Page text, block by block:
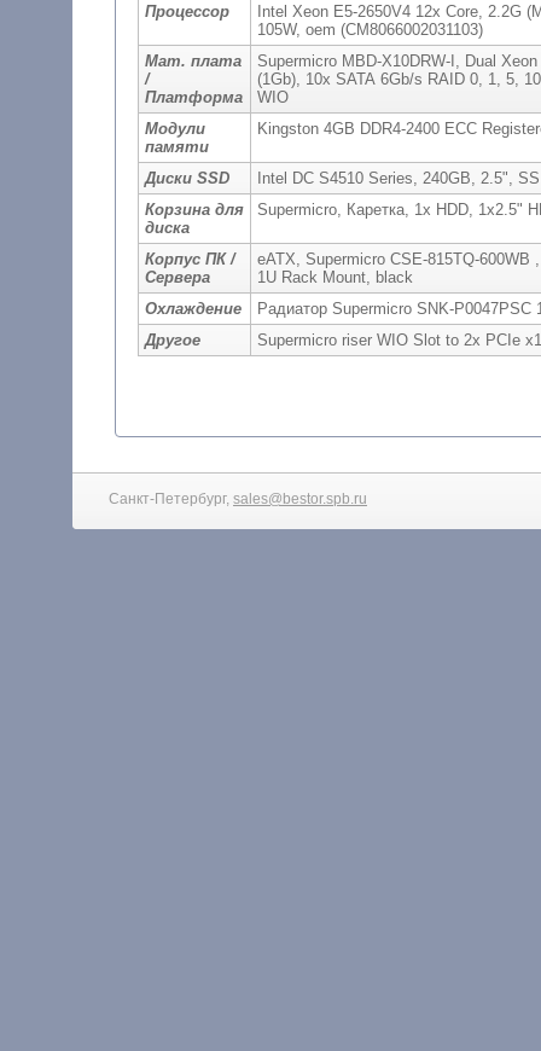
Процессор
Intel Xeon E5-2650V4 12x Core, 2.2G
105W, oem (CM8066002031103)
Мат. плата
/
Платформа
Supermicro MBD-X10DRW-I, Dual
(1Gb), 10x SATA 6Gb/s RAID 0, 1, 5,
WIO
Модули
памяти
Kingston 4GB DDR4-2400 ECC
Диски SSD
Intel DC S4510 Series, 240GB, 2.5",
Корзина для
диска
Supermicro, Каретка, 1x HDD, 1x2.5"
Корпус ПК /
Сервера
eATX, Supermicro CSE-815TQ-
1U Rack Mount, black
Охлаждение
Радиатор Supermicro SNK-
Другое
Санкт-Петербург, sales@bestor.spb.ru